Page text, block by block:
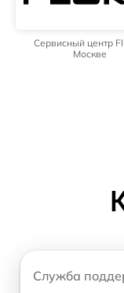
Сервисный центр
Москве
Служба